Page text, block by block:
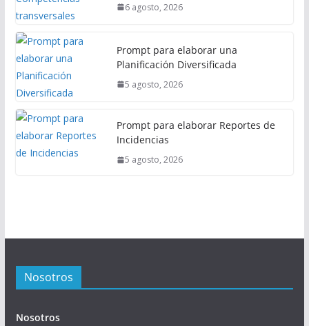
6 agosto, 2026
Prompt para elaborar una
Planificación Diversificada
5 agosto, 2026
Prompt para elaborar Reportes de
Incidencias
5 agosto, 2026
Nosotros
Nosotros